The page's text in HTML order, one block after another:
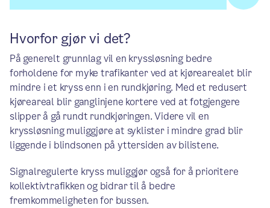
Hvorfor gjør vi det?
På generelt grunnlag vil en kryssløsning bedre
forholdene for myke trafikanter ved at kjørearealet blir
mindre i et kryss enn i en rundkjøring. Med et redusert
kjøreareal blir ganglinjene kortere ved at fotgjengere
slipper å gå rundt rundkjøringen. Videre vil en
kryssløsning muliggjøre at syklister i mindre grad blir
liggende i blindsonen på yttersiden av bilistene.
Signalregulerte kryss muliggjør også for å prioritere
kollektivtrafikken og bidrar til å bedre
fremkommeligheten for bussen.